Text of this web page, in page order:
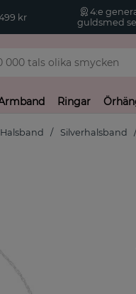
kr
4:e
guldsmed
Ringar
Halsband Silverhalsband